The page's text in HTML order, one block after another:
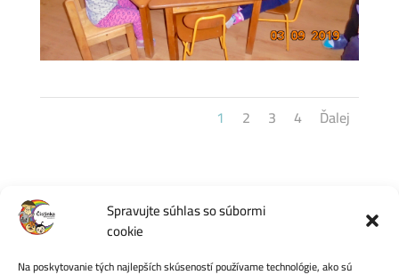
Spravujte súhlas so súbormi
cookie
Na poskytovanie tých najlepších skúseností používame technológie, ako sú
1 2 3 4 Ďalej
Počet videní:71